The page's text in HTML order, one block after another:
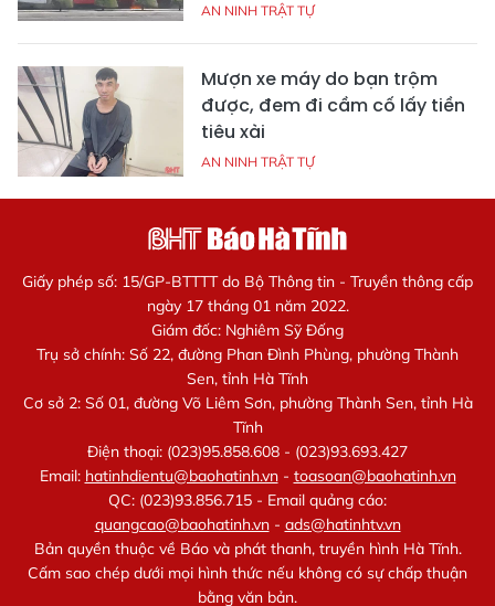
AN NINH TRẬT TỰ
Mượn xe máy do bạn trộm
được, đem đi cầm cố lấy tiền
tiêu xài
AN NINH TRẬT TỰ
Giấy phép số: 15/GP-BTTTT do Bộ Thông tin - Truyền thông cấp
ngày 17 tháng 01 năm 2022.
Giám đốc: Nghiêm Sỹ Đống
Trụ sở chính: Số 22, đường Phan Đình Phùng, phường Thành
Sen, tỉnh Hà Tĩnh
Cơ sở 2: Số 01, đường Võ Liêm Sơn, phường Thành Sen, tỉnh Hà
Tĩnh
Điện thoại: (023)95.858.608 - (023)93.693.427
Email: hatinhdientu@baohatinh.vn- toasoan@baohatinh.vn
QC: (023)93.856.715 - Email quảng cáo:
quangcao@baohatinh.vn- ads@hatinhtv.vn
Bản quyền thuộc về Báo và phát thanh, truyền hình Hà Tĩnh.
Cấm sao chép dưới mọi hình thức nếu không có sự chấp thuận
bằng văn bản.